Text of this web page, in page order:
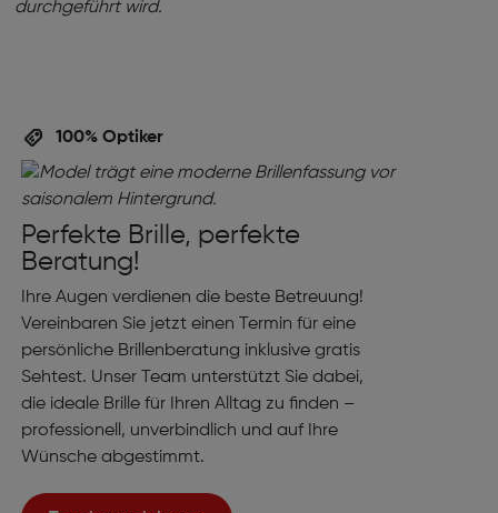
100% Optiker
Perfekte Brille, perfekte
Beratung!
Ihre Augen verdienen die beste Betreuung!
Vereinbaren Sie jetzt einen Termin für eine
persönliche Brillenberatung inklusive gratis
Sehtest. Unser Team unterstützt Sie dabei,
die ideale Brille für Ihren Alltag zu finden –
professionell, unverbindlich und auf Ihre
Wünsche abgestimmt.